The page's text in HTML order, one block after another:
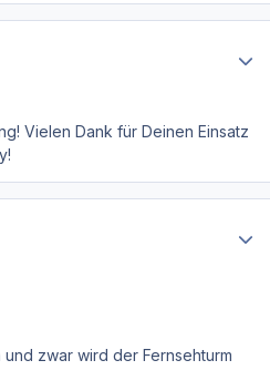
Vielen Dank für Deinen Einsatz
zwar wird der Fernsehturm